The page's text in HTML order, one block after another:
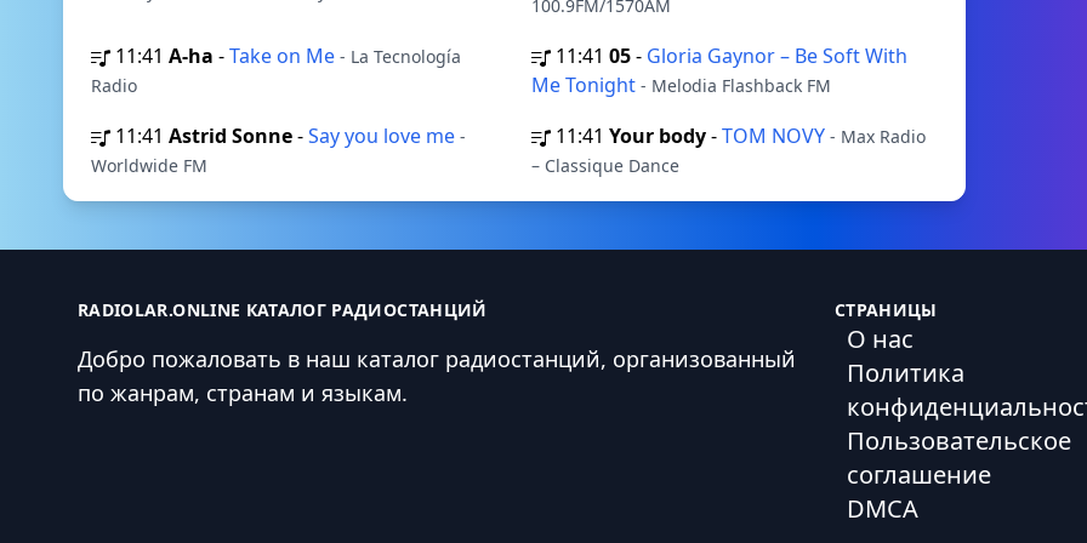
100.9FM/1570AM
11:41 A-ha -Take on Me - La Tecnología
Radio
11:41 05- Gloria Gaynor – Be Soft With
Me Tonight - Melodia Flashback FM
11:41 Astrid Sonne-Say you love me -
Worldwide FM
11:41 Your body-TOM NOVY - Max Radio
– Classique Dance
RADIOLAR.ONLINE КАТАЛОГ РАДИОСТАНЦИЙ
Добро пожаловать в наш каталог радиостанций, организованный
по жанрам, странам и языкам.
СТРАНИЦЫ
О нас
Политика
Пользовательское
соглашение
DMCA